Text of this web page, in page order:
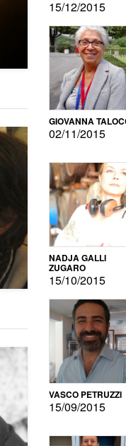
15/12/2015
GIOVANNA
02/11/2015
NADJA GALLI
ZUGARO
15/10/2015
VASCO PETRUZZI
15/09/2015